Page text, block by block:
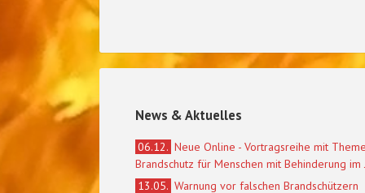
News & Aktuelles
06.12. Neue Online - Vortragsreihe mit
Brandschutz für Menschen mit Behinderung im
13.05. Warnung vor falschen Brandschützern